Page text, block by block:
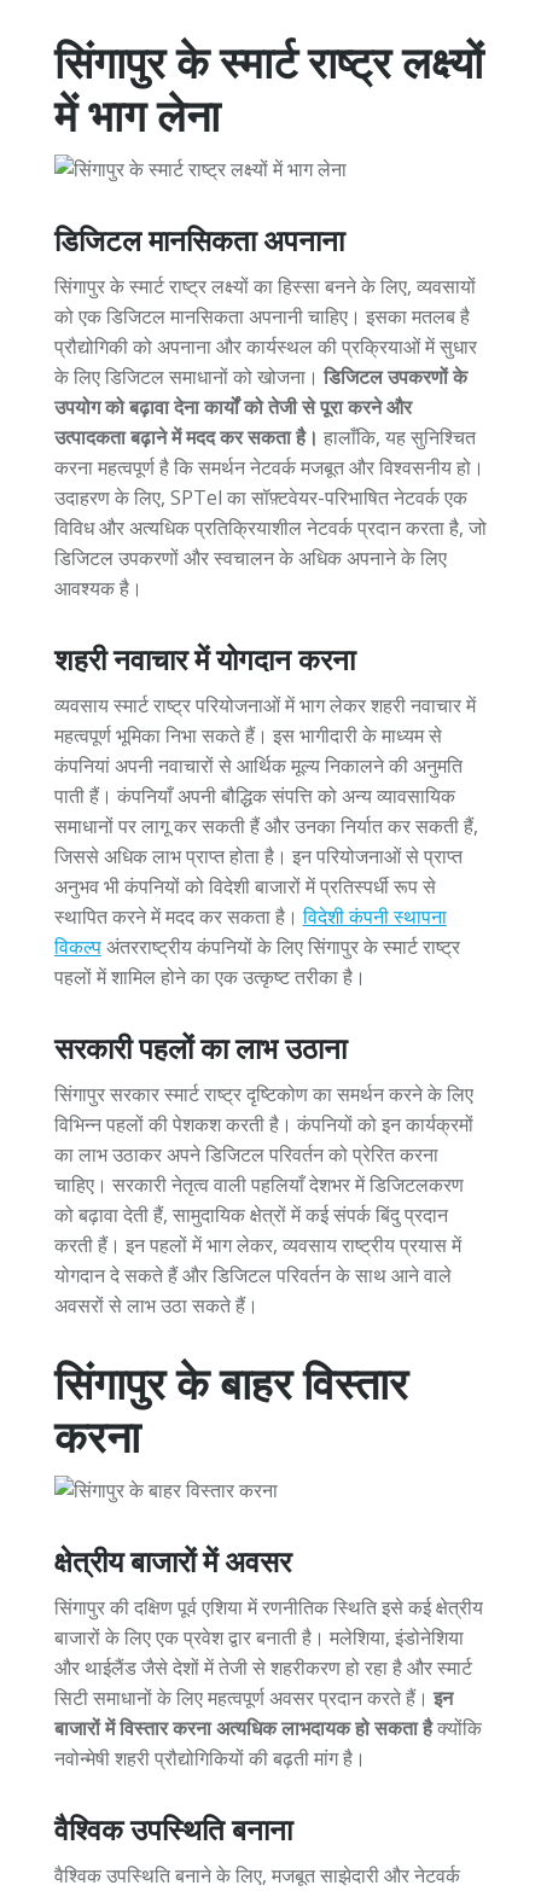
सिंगापुर के स्मार्ट राष्ट्र लक्ष्यों
में भाग लेना
डिजिटल मानसिकता अपनाना
सिंगापुर के स्मार्ट राष्ट्र लक्ष्यों का हिस्सा बनने के लिए, व्यवसायों
को एक डिजिटल मानसिकता अपनानी चाहिए। इसका मतलब है
प्रौद्योगिकी को अपनाना और कार्यस्थल की प्रक्रियाओं में सुधार
के लिए डिजिटल समाधानों को खोजना।डिजिटल उपकरणों के
उपयोग को बढ़ावा देना कार्यों को तेजी से पूरा करने और
उत्पादकता बढ़ाने में मदद कर सकता है। हालाँकि, यह सुनिश्चित
करना महत्वपूर्ण है कि समर्थन नेटवर्क मजबूत और विश्वसनीय हो।
उदाहरण के लिए, SPTel का सॉफ़्टवेयर-परिभाषित नेटवर्क एक
विविध और अत्यधिक प्रतिक्रियाशील नेटवर्क प्रदान करता है, जो
डिजिटल उपकरणों और स्वचालन के अधिक अपनाने के लिए
आवश्यक है।
शहरी नवाचार में योगदान करना
व्यवसाय स्मार्ट राष्ट्र परियोजनाओं में भाग लेकर शहरी नवाचार में
महत्वपूर्ण भूमिका निभा सकते हैं। इस भागीदारी के माध्यम से
कंपनियां अपनी नवाचारों से आर्थिक मूल्य निकालने की अनुमति
पाती हैं। कंपनियाँ अपनी बौद्धिक संपत्ति को अन्य व्यावसायिक
समाधानों पर लागू कर सकती हैं और उनका निर्यात कर सकती हैं,
जिससे अधिक लाभ प्राप्त होता है। इन परियोजनाओं से प्राप्त
अनुभव भी कंपनियों को विदेशी बाजारों में प्रतिस्पर्धी रूप से
स्थापित करने में मदद कर सकता है।विदेशी कंपनी स्थापना
विकल्पअंतरराष्ट्रीय कंपनियों के लिए सिंगापुर के स्मार्ट राष्ट्र
पहलों में शामिल होने का एक उत्कृष्ट तरीका है।
सरकारी पहलों का लाभ उठाना
सिंगापुर सरकार स्मार्ट राष्ट्र दृष्टिकोण का समर्थन करने के लिए
विभिन्न पहलों की पेशकश करती है। कंपनियों को इन कार्यक्रमों
का लाभ उठाकर अपने डिजिटल परिवर्तन को प्रेरित करना
चाहिए। सरकारी नेतृत्व वाली पहलियाँ देशभर में डिजिटलकरण
को बढ़ावा देती हैं, सामुदायिक क्षेत्रों में कई संपर्क बिंदु प्रदान
करती हैं। इन पहलों में भाग लेकर, व्यवसाय राष्ट्रीय प्रयास में
योगदान दे सकते हैं और डिजिटल परिवर्तन के साथ आने वाले
अवसरों से लाभ उठा सकते हैं।
सिंगापुर के बाहर विस्तार
करना
क्षेत्रीय बाजारों में अवसर
सिंगापुर की दक्षिण पूर्व एशिया में रणनीतिक स्थिति इसे कई क्षेत्रीय
बाजारों के लिए एक प्रवेश द्वार बनाती है। मलेशिया, इंडोनेशिया
और थाईलैंड जैसे देशों में तेजी से शहरीकरण हो रहा है और स्मार्ट
सिटी समाधानों के लिए महत्वपूर्ण अवसर प्रदान करते हैं।इन
बाजारों में विस्तार करना अत्यधिक लाभदायक हो सकता हैक्योंकि
नवोन्मेषी शहरी प्रौद्योगिकियों की बढ़ती मांग है।
वैश्विक उपस्थिति बनाना
वैश्विक उपस्थिति बनाने के लिए, मजबूत साझेदारी और नेटवर्क